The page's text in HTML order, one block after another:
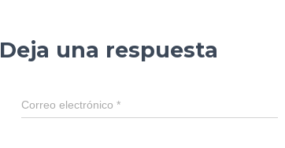
Deja una respuesta
Correo electrónico*